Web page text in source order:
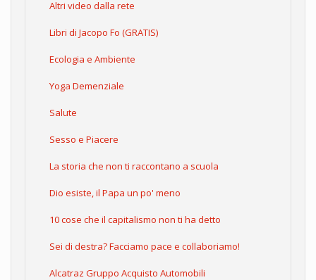
Altri video dalla rete
Libri di Jacopo Fo (GRATIS)
Ecologia e Ambiente
Yoga Demenziale
Salute
Sesso e Piacere
La storia che non ti raccontano a scuola
Dio esiste, il Papa un po' meno
10 cose che il capitalismo non ti ha detto
Sei di destra? Facciamo pace e collaboriamo!
Alcatraz Gruppo Acquisto Automobili